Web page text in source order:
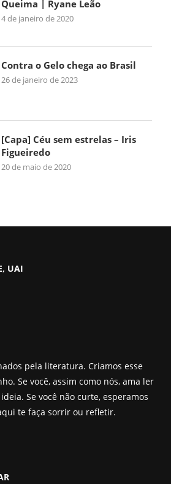
Queima | Ryane Leão
4 de janeiro de 2020
Contra o Gelo chega ao Brasil
26 de janeiro de 2023
[Capa] Céu sem estrelas – Iris
Figueiredo
20 de maio de 2020
UAI
pela literatura. Criamos esse
Se você, assim como nós, ama ler
Se você não curte, esperamos
te faça sorrir ou refletir.